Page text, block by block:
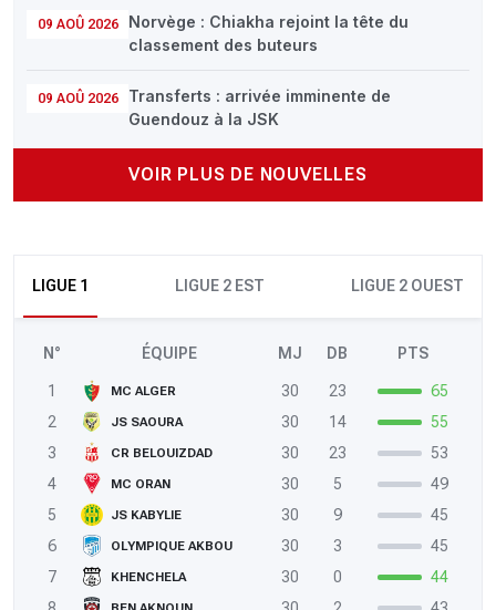
09 AOÛ 2026
Norvège : Chiakha rejoint la tête du
classement des buteurs
09 AOÛ 2026
Transferts : arrivée imminente de
Guendouz à la JSK
VOIR PLUS DE NOUVELLES
LIGUE 1 LIGUE 2 EST LIGUE 2 OUEST
N° ÉQUIPE MJ DB PTS
1 MC ALGER 30 23
65
2
JS SAOURA 30 14
55
3
CR BELOUIZDAD 30 23
53
4
MC ORAN 30 5
49
5
JS KABYLIE 30 9
45
6
OLYMPIQUE AKBOU 30 3
45
7
KHENCHELA 30 0
44